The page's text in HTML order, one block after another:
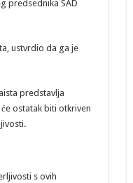
predsednika SAD
ustvrdio da ga je
predstavlja
ostatak biti otkriven
s ovih